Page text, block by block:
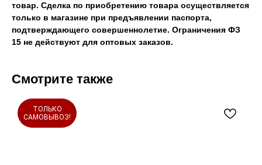
товар. Сделка по приобретению товара осуществляется
только в магазине при предъявлении паспорта,
подтверждающего совершеннолетие. Ограничения ФЗ
15 не действуют для оптовых заказов.
Смотрите также
ТОЛЬКО
САМОВЫВОЗ!